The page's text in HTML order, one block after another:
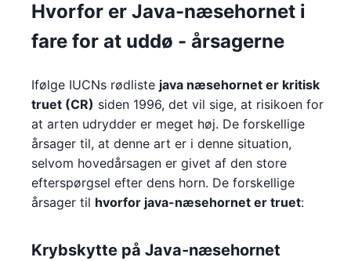
Hvorfor er Java-næsehornet i
fare for at uddø - årsagerne
Ifølge IUCNs rødliste java næsehornet er kritisk
truet (CR) siden 1996, det vil sige, at risikoen for
at arten udrydder er meget høj. De forskellige
årsager til, at denne art er i denne situation,
selvom hovedårsagen er givet af den store
efterspørgsel efter dens horn. De forskellige
årsager til hvorfor java-næsehornet er truet:
Krybskytte på Java-næsehornet